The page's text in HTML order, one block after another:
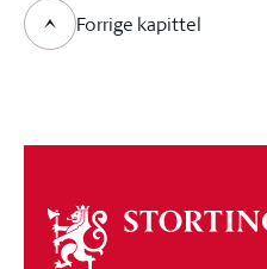
Forrige kapittel
Om
stortinget